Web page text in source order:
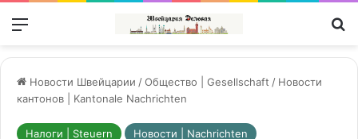
Меню
Новости Швейцарии /Общество | Gesellschaft / Новости
кантонов | Kantonale Nachrichten
Налоги | Steuern
Новости | Nachrichten